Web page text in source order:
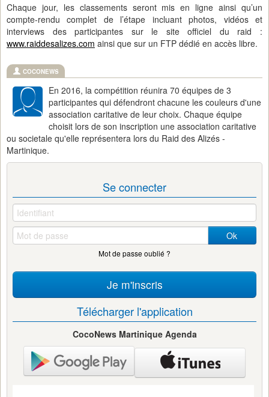
Chaque jour, les classements seront mis en ligne ainsi qu’un
compte-rendu complet de l’étape incluant photos, vidéos et
interviews des participantes sur le site officiel du raid :
www.raiddesalizes.com ainsi que sur un FTP dédié en accès libre.
COCONEWS
En 2016, la compétition réunira 70 équipes de 3
participantes qui défendront chacune les couleurs d'une
association caritative de leur choix. Chaque équipe
choisit lors de son inscription une association caritative
ou societale qu'elle représentera lors du Raid des Alizés -
Martinique.
Se connecter
Ok
Mot de passe oublié ?
Je m'inscris
Télécharger l'application
CocoNews Martinique Agenda